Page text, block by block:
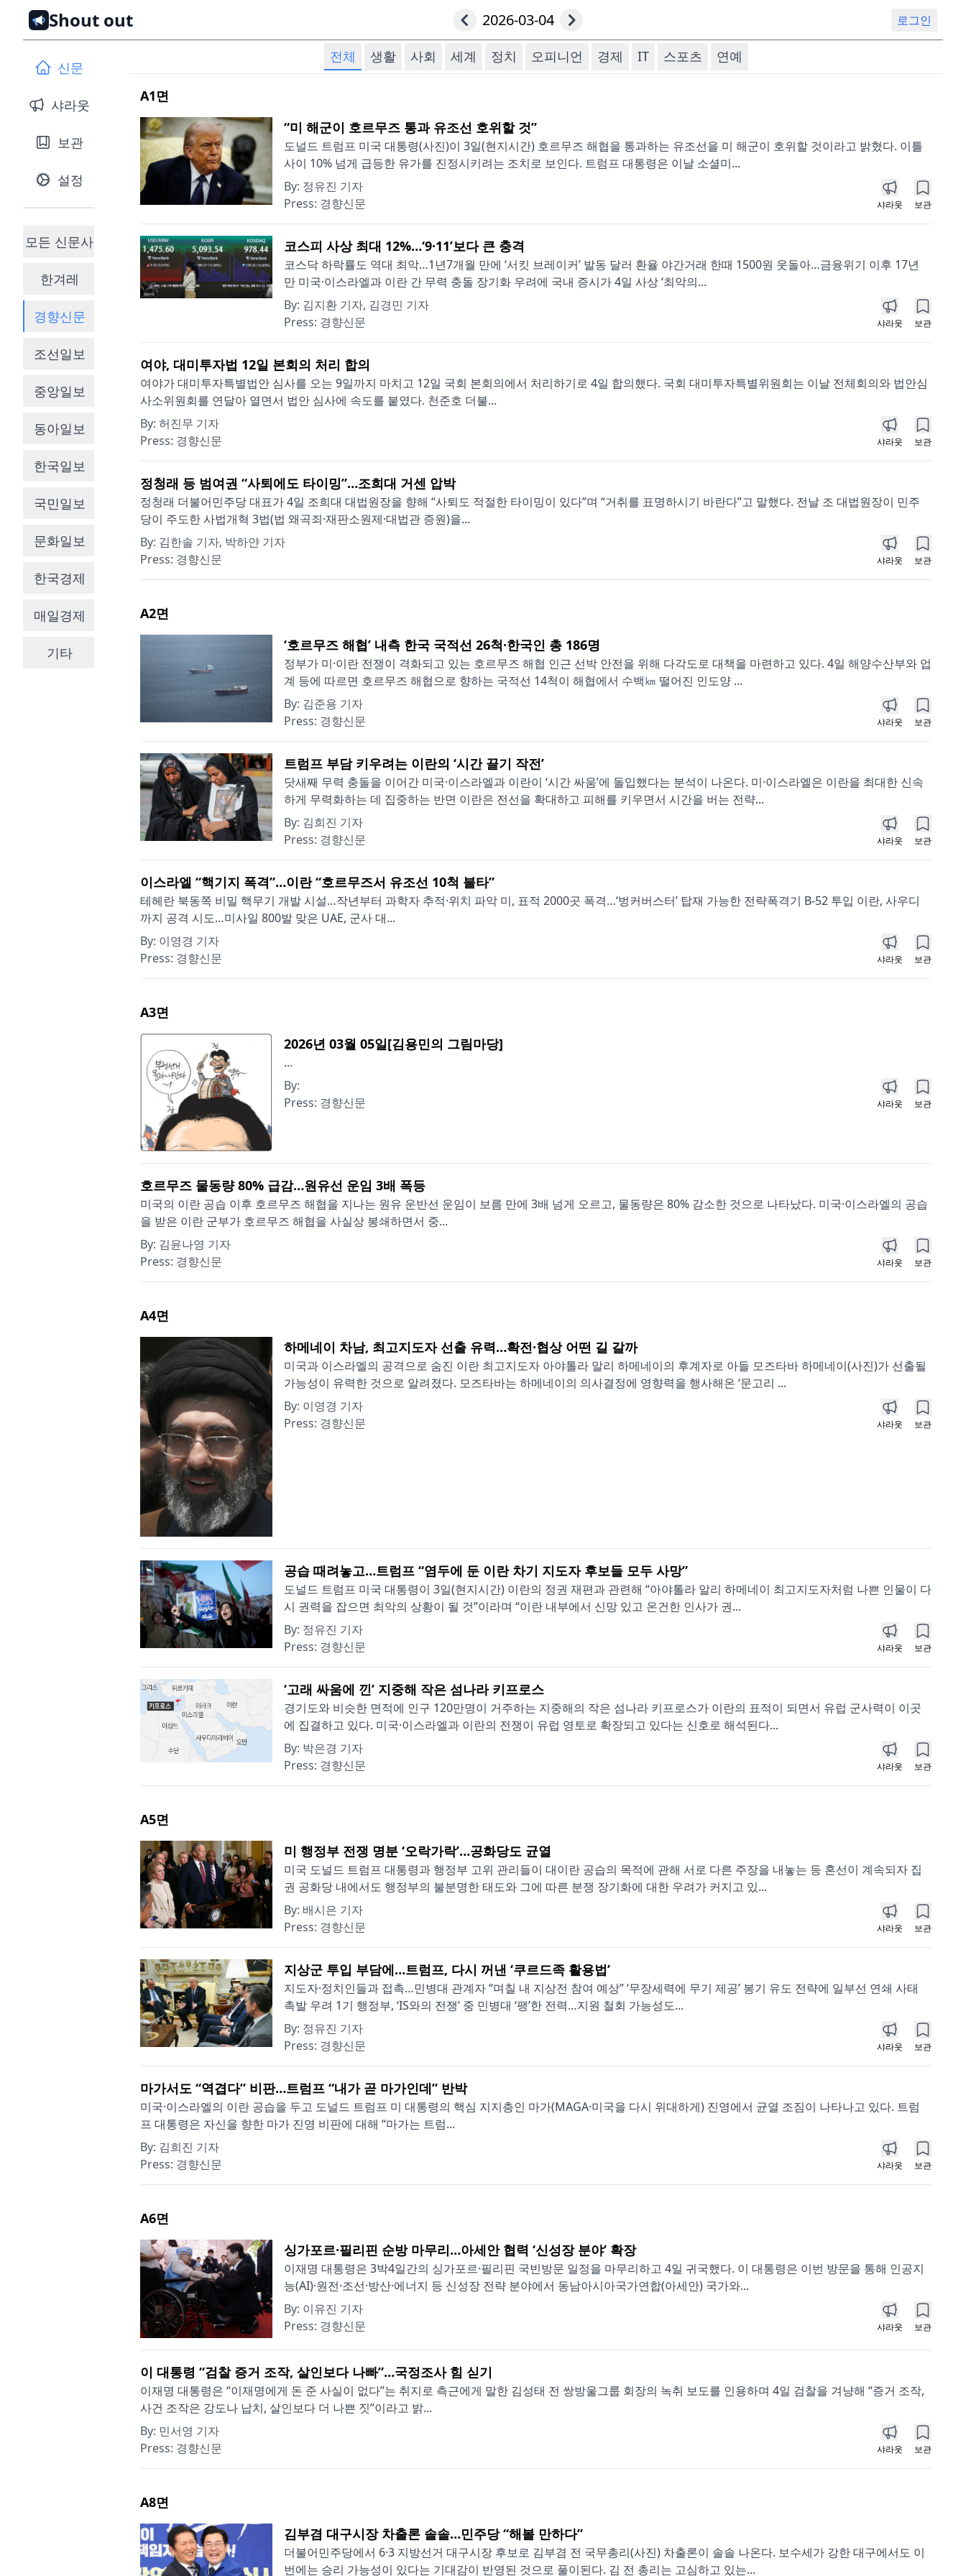
Shout out 2026-03-04 로그인
신문
샤라웃
보관
설정
모든 신문사
한겨레
경향신문
조선일보
중앙일보
동아일보
한국일보
국민일보
문화일보
한국경제
매일경제
기타
전체 생활 사회 세계 정치 오피니언 경제 IT 스포츠 연예
A1면
“미 해군이 호르무즈 통과 유조선 호위할 것”
도널드 트럼프 미국 대통령(사진)이 3일(현지시간) 호르무즈 해협을 통과하는 유조선을 미 해군이 호위할 것이라고 밝혔다. 이틀
사이 10% 넘게 급등한 유가를 진정시키려는 조치로 보인다. 트럼프 대통령은 이날 소셜미...
By: 정유진 기자
Press: 경향신문 샤라웃 보관
코스피 사상 최대 12%…‘9·11’보다 큰 충격
코스닥 하락률도 역대 최악…1년7개월 만에 ‘서킷 브레이커’ 발동 달러 환율 야간거래 한때 1500원 웃돌아…금융위기 이후 17년
만 미국·이스라엘과 이란 간 무력 충돌 장기화 우려에 국내 증시가 4일 사상 ‘최악의...
By: 김지환 기자, 김경민 기자
Press: 경향신문 샤라웃 보관
여야, 대미투자법 12일 본회의 처리 합의
여야가 대미투자특별법안 심사를 오는 9일까지 마치고 12일 국회 본회의에서 처리하기로 4일 합의했다. 국회 대미투자특별위원회는 이날 전체회의와 법안심
사소위원회를 연달아 열면서 법안 심사에 속도를 붙였다. 천준호 더불...
By:허진무 기자
Press: 경향신문 샤라웃 보관
정청래 등 범여권 “사퇴에도 타이밍”…조희대 거센 압박
정청래 더불어민주당 대표가 4일 조희대 대법원장을 향해 “사퇴도 적절한 타이밍이 있다”며 “거취를 표명하시기 바란다”고 말했다. 전날 조 대법원장이 민주
당이 주도한 사법개혁 3법(법 왜곡죄·재판소원제·대법관 증원)을...
By: 김한솔 기자, 박하얀 기자
Press: 경향신문 샤라웃 보관
A2면
‘호르무즈 해협’ 내측 한국 국적선 26척·한국인 총 186명
정부가 미·이란 전쟁이 격화되고 있는 호르무즈 해협 인근 선박 안전을 위해 다각도로 대책을 마련하고 있다. 4일 해양수산부와 업
계 등에 따르면 호르무즈 해협으로 향하는 국적선 14척이 해협에서 수백㎞ 떨어진 인도양 ...
By: 김준용 기자
Press: 경향신문 샤라웃 보관
트럼프 부담 키우려는 이란의 ‘시간 끌기 작전’
닷새째 무력 충돌을 이어간 미국·이스라엘과 이란이 ‘시간 싸움’에 돌입했다는 분석이 나온다. 미·이스라엘은 이란을 최대한 신속
하게 무력화하는 데 집중하는 반면 이란은 전선을 확대하고 피해를 키우면서 시간을 버는 전략...
By: 김희진 기자
Press: 경향신문 샤라웃 보관
이스라엘 “핵기지 폭격”…이란 “호르무즈서 유조선 10척 불타”
테헤란 북동쪽 비밀 핵무기 개발 시설…작년부터 과학자 추적·위치 파악 미, 표적 2000곳 폭격…‘벙커버스터’ 탑재 가능한 전략폭격기 B-52 투입 이란, 사우디
까지 공격 시도…미사일 800발 맞은 UAE, 군사 대...
By: 이영경 기자
Press: 경향신문 샤라웃 보관
A3면
2026년 03월 05일[김용민의 그림마당]
...
By:
Press: 경향신문 샤라웃 보관
호르무즈 물동량 80% 급감…원유선 운임 3배 폭등
미국의 이란 공습 이후 호르무즈 해협을 지나는 원유 운반선 운임이 보름 만에 3배 넘게 오르고, 물동량은 80% 감소한 것으로 나타났다. 미국·이스라엘의 공습
을 받은 이란 군부가 호르무즈 해협을 사실상 봉쇄하면서 중...
By: 김윤나영 기자
Press: 경향신문 샤라웃 보관
A4면
하메네이 차남, 최고지도자 선출 유력…확전·협상 어떤 길 갈까
미국과 이스라엘의 공격으로 숨진 이란 최고지도자 아야톨라 알리 하메네이의 후계자로 아들 모즈타바 하메네이(사진)가 선출될
가능성이 유력한 것으로 알려졌다. 모즈타바는 하메네이의 의사결정에 영향력을 행사해온 ‘문고리 ...
By: 이영경 기자
Press: 경향신문 샤라웃 보관
공습 때려놓고…트럼프 “염두에 둔 이란 차기 지도자 후보들 모두 사망”
도널드 트럼프 미국 대통령이 3일(현지시간) 이란의 정권 재편과 관련해 “아야톨라 알리 하메네이 최고지도자처럼 나쁜 인물이 다
시 권력을 잡으면 최악의 상황이 될 것”이라며 “이란 내부에서 신망 있고 온건한 인사가 권...
By: 정유진 기자
Press: 경향신문 샤라웃 보관
‘고래 싸움에 낀’ 지중해 작은 섬나라 키프로스
경기도와 비슷한 면적에 인구 120만명이 거주하는 지중해의 작은 섬나라 키프로스가 이란의 표적이 되면서 유럽 군사력이 이곳
에 집결하고 있다. 미국·이스라엘과 이란의 전쟁이 유럽 영토로 확장되고 있다는 신호로 해석된다...
By: 박은경 기자
Press: 경향신문 샤라웃 보관
A5면
미 행정부 전쟁 명분 ‘오락가락’…공화당도 균열
미국 도널드 트럼프 대통령과 행정부 고위 관리들이 대이란 공습의 목적에 관해 서로 다른 주장을 내놓는 등 혼선이 계속되자 집
권 공화당 내에서도 행정부의 불분명한 태도와 그에 따른 분쟁 장기화에 대한 우려가 커지고 있...
By: 배시은 기자
Press: 경향신문 샤라웃 보관
지상군 투입 부담에…트럼프, 다시 꺼낸 ‘쿠르드족 활용법’
지도자·정치인들과 접촉…민병대 관계자 “며칠 내 지상전 참여 예상” ‘무장세력에 무기 제공’ 봉기 유도 전략에 일부선 연쇄 사태
촉발 우려 1기 행정부, ‘IS와의 전쟁’ 중 민병대 ‘팽’한 전력…지원 철회 가능성도...
By: 정유진 기자
Press: 경향신문 샤라웃 보관
마가서도 “역겹다” 비판…트럼프 “내가 곧 마가인데” 반박
미국·이스라엘의 이란 공습을 두고 도널드 트럼프 미 대통령의 핵심 지지층인 마가(MAGA·미국을 다시 위대하게) 진영에서 균열 조짐이 나타나고 있다. 트럼
프 대통령은 자신을 향한 마가 진영 비판에 대해 “마가는 트럼...
By: 김희진 기자
Press: 경향신문 샤라웃 보관
A6면
싱가포르·필리핀 순방 마무리…아세안 협력 ‘신성장 분야’ 확장
이재명 대통령은 3박4일간의 싱가포르·필리핀 국빈방문 일정을 마무리하고 4일 귀국했다. 이 대통령은 이번 방문을 통해 인공지
능(AI)·원전·조선·방산·에너지 등 신성장 전략 분야에서 동남아시아국가연합(아세안) 국가와...
By: 이유진 기자
Press: 경향신문 샤라웃 보관
이 대통령 “검찰 증거 조작, 살인보다 나빠”…국정조사 힘 싣기
이재명 대통령은 “이재명에게 돈 준 사실이 없다”는 취지로 측근에게 말한 김성태 전 쌍방울그룹 회장의 녹취 보도를 인용하며 4일 검찰을 겨냥해 “증거 조작,
사건 조작은 강도나 납치, 살인보다 더 나쁜 짓”이라고 밝...
By: 민서영 기자
Press: 경향신문 샤라웃 보관
A8면
김부겸 대구시장 차출론 솔솔…민주당 “해볼 만하다”
더불어민주당에서 6·3 지방선거 대구시장 후보로 김부겸 전 국무총리(사진) 차출론이 솔솔 나온다. 보수세가 강한 대구에서도 이
번에는 승리 가능성이 있다는 기대감이 반영된 것으로 풀이된다. 김 전 총리는 고심하고 있는...